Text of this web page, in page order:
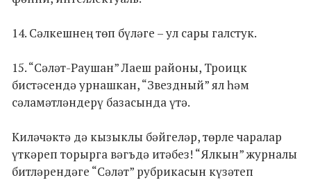
14. Сәлкешнең төп бүләге – ул сары галстук.
15. “Сәләт-Раушан” Лаеш районы, Троицк
бистәсендә урнашкан, “Звездный” ял һәм
сәламәтләндерү базасында үтә.
Киләчәктә дә кызыклы бәйгеләр, төрле чаралар
үткәреп торырга вәгъдә итәбез! “Ялкын” журналы
битләрендәге “Сәләт” рубрикасын күзәтеп